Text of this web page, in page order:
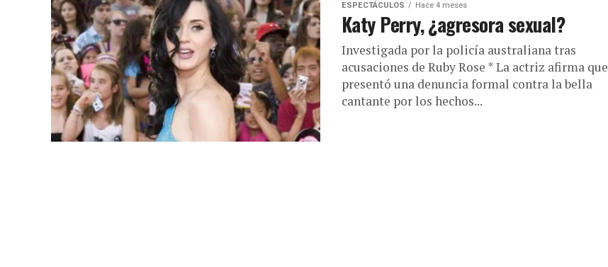
ESPECTÁCULOS Hace 4 meses
Katy Perry, ¿agresora sexual?
Investigada por la policía australiana tras
acusaciones de Ruby Rose * La actriz afirma que
presentó una denuncia formal contra la bella
cantante por los hechos...